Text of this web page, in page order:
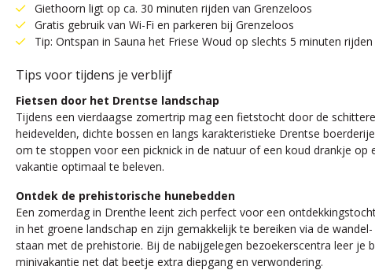
Giethoorn ligt op ca. 30 minuten rijden van Grenzeloos
Gratis gebruik van Wi-Fi en parkeren bij Grenzeloos
Tip: Ontspan in Sauna het Friese Woud op slechts 5 minuten rijden
Tips voor tijdens je verblijf
Fietsen door het Drentse landschap
Tijdens een vierdaagse zomertrip mag een fietstocht door de
heidevelden, dichte bossen en langs karakteristieke Drentse
om te stoppen voor een picknick in de natuur of een koud drankje
vakantie optimaal te beleven.
Ontdek de prehistorische hunebedden
Een zomerdag in Drenthe leent zich perfect voor een
in het groene landschap en zijn gemakkelijk te bereiken via de
staan met de prehistorie. Bij de nabijgelegen bezoekerscentra leer
minivakantie net dat beetje extra diepgang en verwondering.